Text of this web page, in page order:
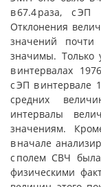
в 67.4 раза, с
Отклонения
значений почти
значимы. Только
в интервалах
с ЭП в интервале
средних
интервалы
значениям.
в начале
с полем СВЧ
физическими